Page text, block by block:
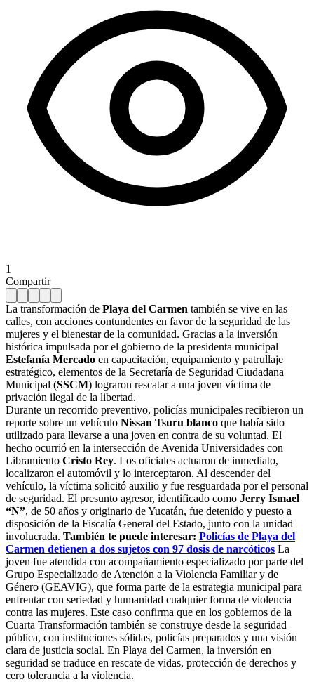
1
Compartir
La transformación de Playa del Carmen también se vive en las
calles, con acciones contundentes en favor de la seguridad de las
mujeres y el bienestar de la comunidad. Gracias a la inversión
histórica impulsada por el gobierno de la presidenta municipal
Estefanía Mercado en capacitación, equipamiento y patrullaje
estratégico, elementos de la Secretaría de Seguridad Ciudadana
Municipal (SSCM) lograron rescatar a una joven víctima de
privación ilegal de la libertad.
Durante un recorrido preventivo, policías municipales recibieron un
reporte sobre un vehículo Nissan Tsuru blanco que había sido
utilizado para llevarse a una joven en contra de su voluntad. El
hecho ocurrió en la intersección de Avenida Universidades con
Libramiento Cristo Rey. Los oficiales actuaron de inmediato,
localizaron el automóvil y lo interceptaron. Al descender del
vehículo, la víctima solicitó auxilio y fue resguardada por el personal
de seguridad. El presunto agresor, identificado como Jerry Ismael
“N”, de 50 años y originario de Yucatán, fue detenido y puesto a
disposición de la Fiscalía General del Estado, junto con la unidad
involucrada. También te puede interesar: Policías de Playa del
Carmen detienen a dos sujetos con 97 dosis de narcóticos La
joven fue atendida con acompañamiento especializado por parte del
Grupo Especializado de Atención a la Violencia Familiar y de
Género (GEAVIG), que forma parte de la estrategia municipal para
enfrentar con seriedad y humanidad cualquier forma de violencia
contra las mujeres. Este caso confirma que en los gobiernos de la
Cuarta Transformación también se construye desde la seguridad
pública, con instituciones sólidas, policías preparados y una visión
clara de justicia social. En Playa del Carmen, la inversión en
seguridad se traduce en rescate de vidas, protección de derechos y
cero tolerancia a la violencia.